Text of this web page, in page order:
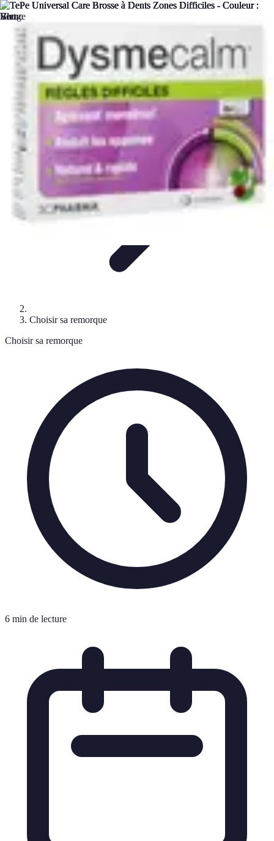
Remorque Agricole
Achat et choix de remorque
de remorques
Remorque Agricole
Choisir sa remorque
Choisir sa remorque
6 min de lecture